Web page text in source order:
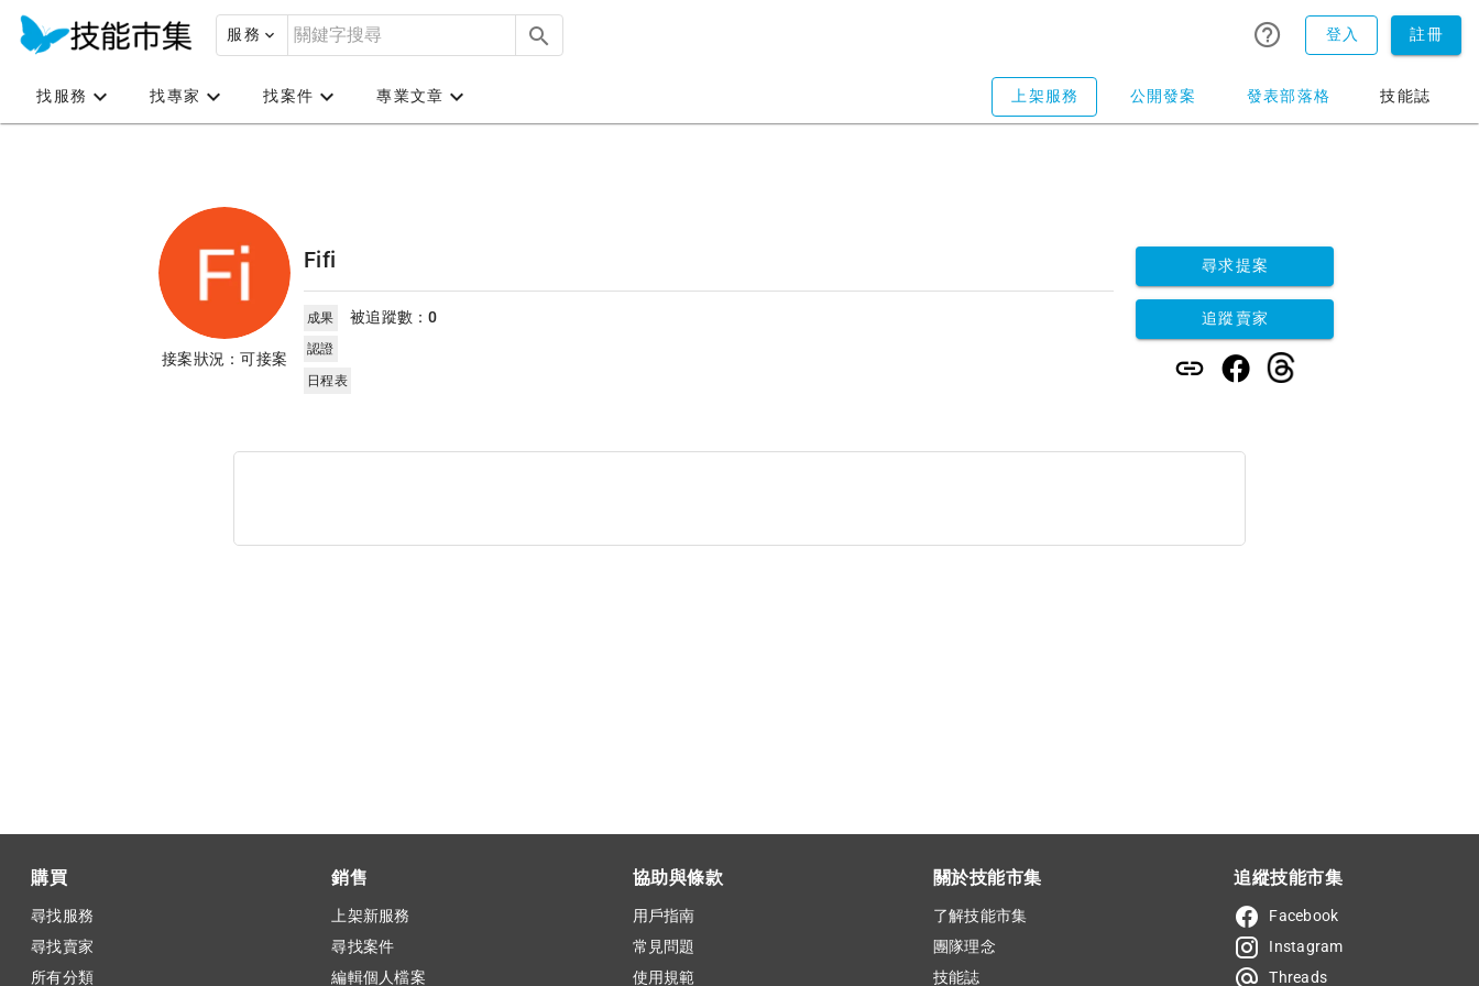
服務 登入 註冊
找服務 找專家 找案件 專業文章 上架服務 公開發案 發表部落格 技能誌
接案狀況：可接案
Fifi
成果 被追蹤數：0
認證
日程表
尋求提案
追蹤賣家
購買
尋找服務
尋找賣家
所有分類
銷售
上架新服務
尋找案件
編輯個人檔案
協助與條款
用戶指南
常見問題
使用規範
關於技能市集
了解技能市集
團隊理念
技能誌
追縱技能市集
Facebook
Instagram
Threads